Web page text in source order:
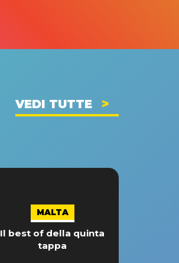
VEDI TUTTE
MALTA
Il best of della quinta
tappa